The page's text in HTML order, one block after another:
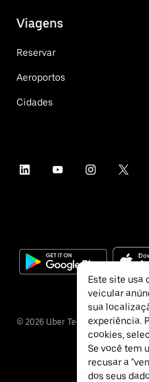
Viagens
Reservar
Aeroportos
Cidades
© 2026 Uber Technologies Inc.
Este site usa
veicular
sua
experiência.
cookies,
Se você tem
recusar a
dos seus